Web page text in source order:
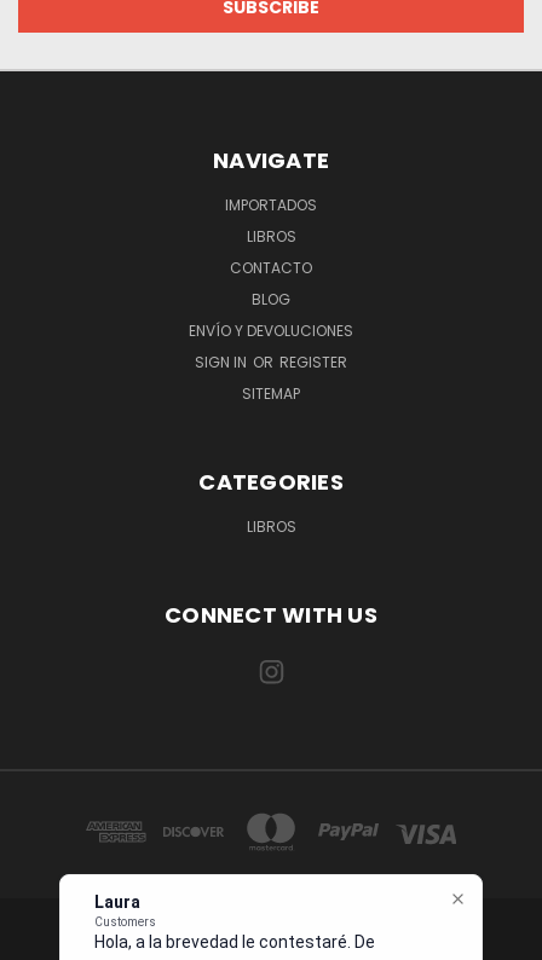
Laura
Customers
Hola, a la brevedad le contestaré. Describa
NAVIGATE
IMPORTADOS
LIBROS
CONTACTO
BLOG
ENVÍO Y DEVOLUCIONES
SIGN IN OR REGISTER
SITEMAP
CATEGORIES
LIBROS
CONNECT WITH US
1234 OCEAN DRIVE SUITE 567 MIAMI, FL 33139 USA